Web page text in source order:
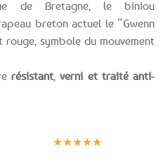
de Bretagne, le biniou
breton actuel le “Gwenn
symbole du mouvement
résistant ,verni et traité anti-
★★★★★